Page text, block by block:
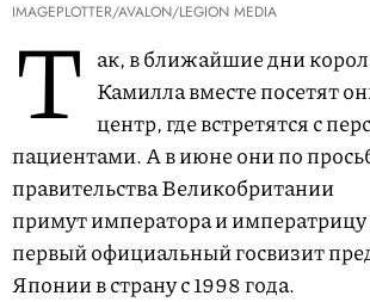
IMAGEPLOTTER/AVALON/LEGION MEDIA
Т ак, в ближайшие дни
Камилла вместе посетят
центр, где встретятся с
пациентами. А в июне они по
правительства Великобритании
примут императора и
первый официальный госвизит
Японии в страну с 1998 года.